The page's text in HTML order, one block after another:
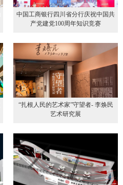
中国工商银行四川省分行庆祝中国共
产党建党100周年知识竞赛
“扎根人民的艺术家”守望者- 李焕民
艺术研究展